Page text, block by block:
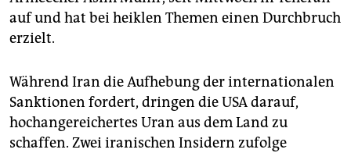
auf und hat bei heiklen Themen einen Durchbruch
erzielt.
Während Iran die Aufhebung der internationalen
Sanktionen fordert, dringen die USA darauf,
hochangereichertes Uran aus dem Land zu
schaffen. Zwei iranischen Insidern zufolge